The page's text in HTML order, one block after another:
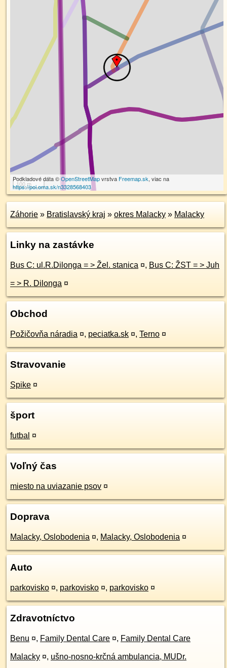
100 m
Podkladové dáta ©OpenStreetMapvrstva Freemap.sk, viac na
https://poi.oma.sk/n3328568403
Záhorie » Bratislavský kraj » okres Malacky » Malacky
Linky na zastávke
Bus C: ul.R.Dilonga = > Žel. stanica ¤, Bus C: ŽST = > Juh
= > R. Dilonga ¤
Obchod
Požičovňa náradia ¤, peciatka.sk ¤, Terno ¤
Stravovanie
Spike ¤
šport
futbal ¤
Voľný čas
miesto na uviazanie psov ¤
Doprava
Malacky, Oslobodenia ¤, Malacky, Oslobodenia ¤
Auto
parkovisko ¤, parkovisko ¤, parkovisko ¤
Zdravotníctvo
Benu ¤, Family Dental Care ¤, Family Dental Care
Malacky ¤, ušno-nosno-krčná ambulancia, MUDr.